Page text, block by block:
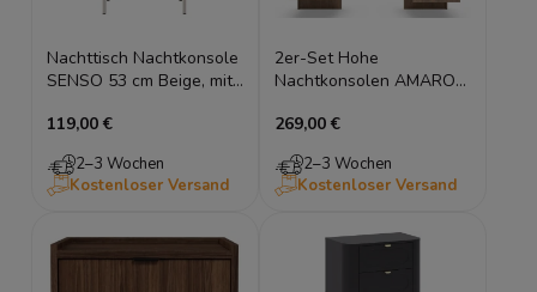
Nachttisch Nachtkonsole
SENSO 53 cm Beige, mit
119,00 €
2–3 Wochen
Kostenloser Versand
2er-Set Hohe
Nachtkonsolen AMARO
Dunin mit Lamellen (H
269,00 €
2–3 Wochen
Kostenloser Versand